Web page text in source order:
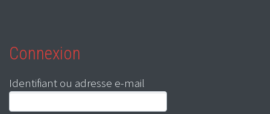
Connexion
Identifiant ou adresse e-mail